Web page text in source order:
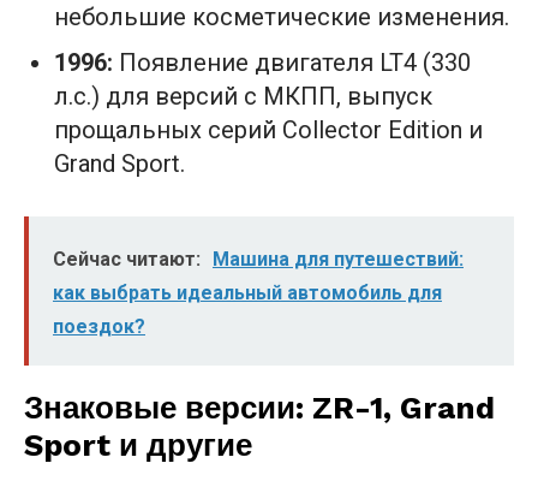
небольшие косметические изменения.
1996: Появление двигателя LT4 (330
л.с.) для версий с МКПП, выпуск
прощальных серий Collector Edition и
Grand Sport.
Сейчас читают:
Машина для путешествий:
как выбрать идеальный автомобиль для
поездок?
Знаковые версии: ZR-1, Grand
Sport и другие